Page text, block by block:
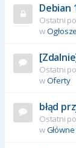
Debian
Ostatni
w
Ostatni
wOferty
błąd
Ostatni
w